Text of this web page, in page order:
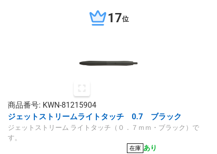
17位
商品番号: KWN-81215904
ジェットストリームライトタッチ 0.7 ブラック
ジェットストリーム ライトタッチ（０．７ｍｍ・ブラック）で
す。
在庫 あり